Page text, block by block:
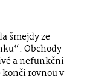
šmejdy ze
Obchody
a nefunkční
rovnou v